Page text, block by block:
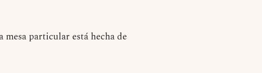
mesa particular está hecha de